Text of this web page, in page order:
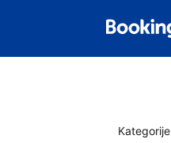
Kategorije